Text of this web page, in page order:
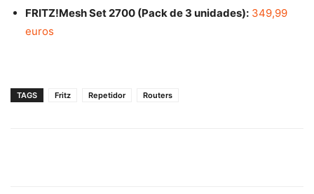
FRITZ!Mesh Set 2700 (Pack de 3 unidades): 349,99
euros
TAGS Fritz Repetidor Routers